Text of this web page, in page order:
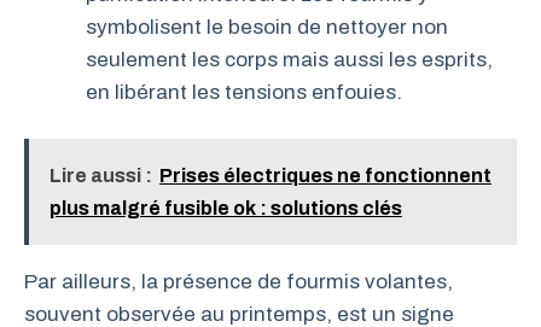
symbolisent le besoin de nettoyer non
seulement les corps mais aussi les esprits,
en libérant les tensions enfouies.
Lire aussi : Prises électriques ne fonctionnent
plus malgré fusible ok : solutions clés
Par ailleurs, la présence de fourmis volantes,
souvent observée au printemps, est un signe